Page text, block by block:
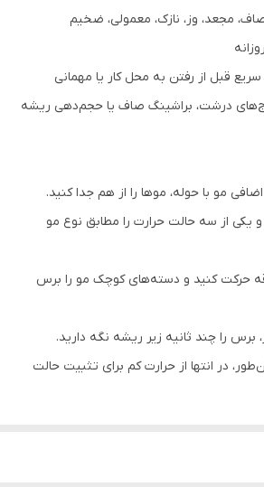
مجعد، وز، نازک، معمولی، ضخیم
قبل از رفتن به محل کار یا مهمانی
درشت، براشینگ صاف یا حجم‌دهی ریشه
مو با حوله، موها را از هم جدا کنید.
یکی از سه حالت حرارت را مطابق نوع مو
حرکت کنید و دسته‌های کوچک مو را برس
برس را چند ثانیه زیر ریشه نگه دارید.
در انتها از حرارت کم برای تثبیت حالت